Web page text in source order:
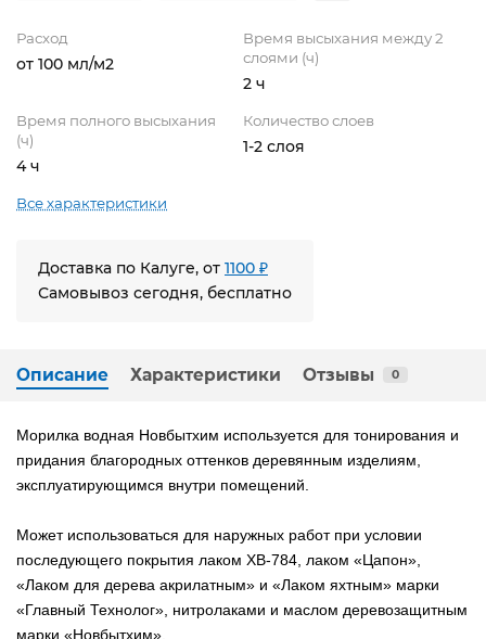
Расход
от 100 мл/м2
Время высыхания между 2
слоями (ч)
2 ч
Время полного высыхания
(ч)
4 ч
Количество слоев
1-2 слоя
Все характеристики
Доставка по Калуге, от 1100 ₽
Самовывоз сегодня, бесплатно
Описание Характеристики Отзывы 0
Морилка водная Новбытхим используется для тонирования и
придания благородных оттенков деревянным изделиям,
эксплуатирующимся внутри помещений.
Может использоваться для наружных работ при условии
последующего покрытия лаком ХВ-784, лаком «Цапон»,
«Лаком для дерева акрилатным» и «Лаком яхтным» марки
«Главный Технолог», нитролаками и маслом деревозащитным
марки «Новбытхим».